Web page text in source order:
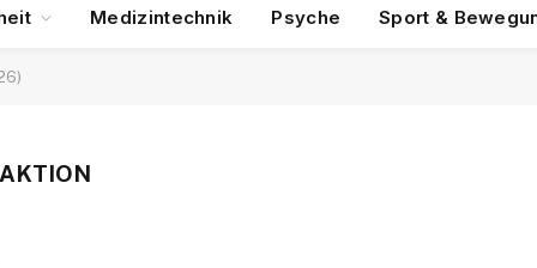
Medizintechnik Psyche Sport &